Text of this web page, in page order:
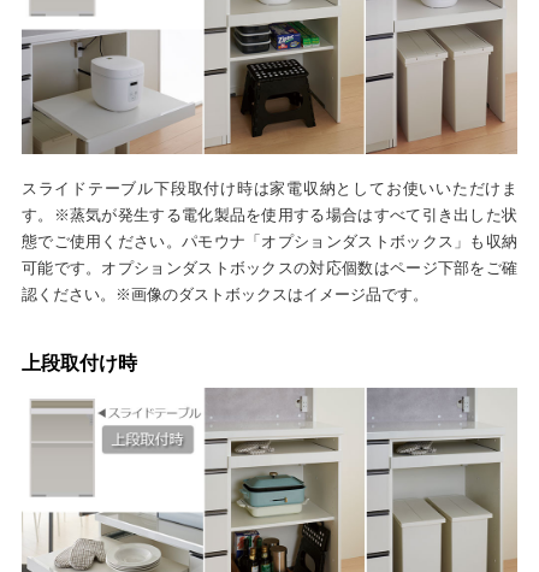
スライドテーブル下段取付け時は家電収納としてお使いいただけま
す。※蒸気が発生する電化製品を使用する場合はすべて引き出した状
態でご使用ください。パモウナ「オプションダストボックス」も収納
可能です。オプションダストボックスの対応個数はページ下部をご確
認ください。※画像のダストボックスはイメージ品です。
上段取付け時